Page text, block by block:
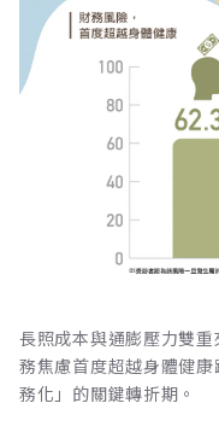
長照成本與通膨壓力雙
務焦慮首度超越身體健
務化」的關鍵轉折期。